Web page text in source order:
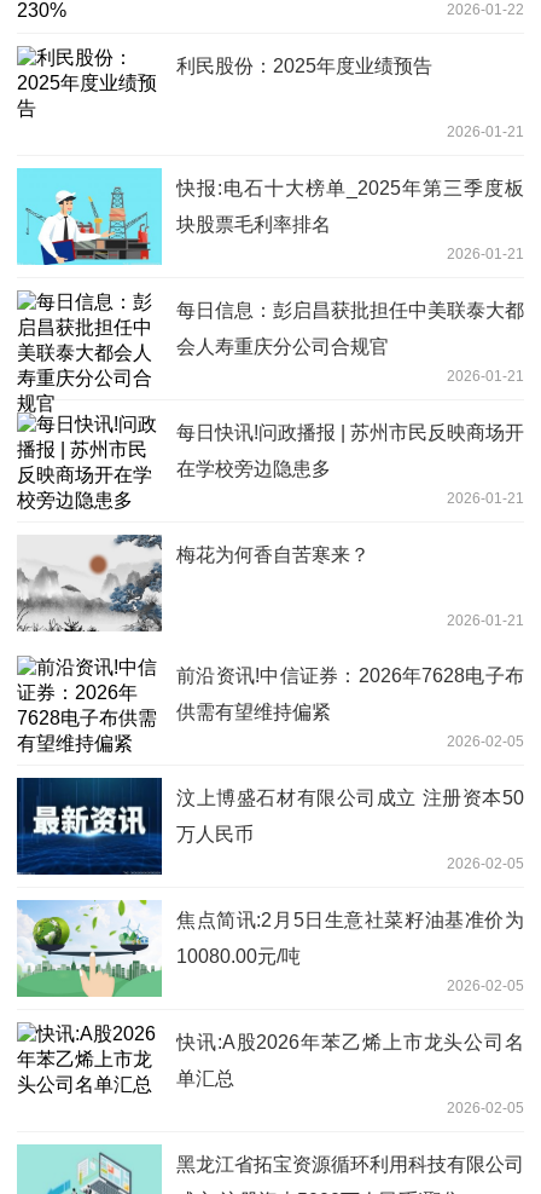
2026-01-22
利民股份：2025年度业绩预告
2026-01-21
快报:电石十大榜单_2025年第三季度板
块股票毛利率排名
2026-01-21
每日信息：彭启昌获批担任中美联泰大都
会人寿重庆分公司合规官
2026-01-21
每日快讯!问政播报 | 苏州市民反映商场开
在学校旁边隐患多
2026-01-21
梅花为何香自苦寒来？
2026-01-21
前沿资讯!中信证券：2026年7628电子布
供需有望维持偏紧
2026-02-05
汶上博盛石材有限公司成立 注册资本50
万人民币
2026-02-05
焦点简讯:2月5日生意社菜籽油基准价为
10080.00元/吨
2026-02-05
快讯:A股2026年苯乙烯上市龙头公司名
单汇总
2026-02-05
黑龙江省拓宝资源循环利用科技有限公司